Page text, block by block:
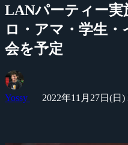
LANパーティー実
ロ・アマ・学生
会を予定
Yossy 2022年11月27日(日)